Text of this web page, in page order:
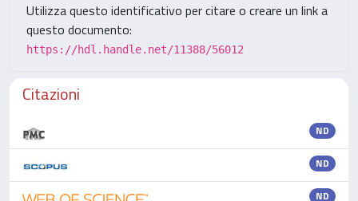
Utilizza questo identificativo per citare o creare un link a
questo documento:
https://hdl.handle.net/11388/56012
Citazioni
ND
ND
ND